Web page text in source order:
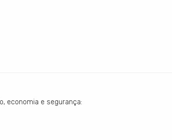
economia e segurança: